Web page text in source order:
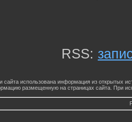
RSS:
сайта использована информация из открытых
размещенную на страницах сайта. При